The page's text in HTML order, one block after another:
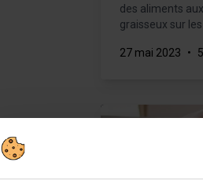
des aliments
graisseux sur les
27 mai 2023 •